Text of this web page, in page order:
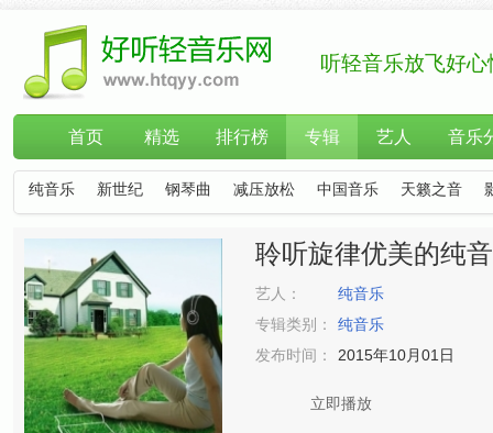
听轻音乐放飞好心
首页 精选 排行榜 专辑 艺人 音乐
纯音乐 新世纪 钢琴曲 减压放松 中国音乐 天籁之音
聆听旋律优美的纯
艺人：
纯音乐
专辑类别：
纯音乐
发布时间：
2015年10月01日
立即播放